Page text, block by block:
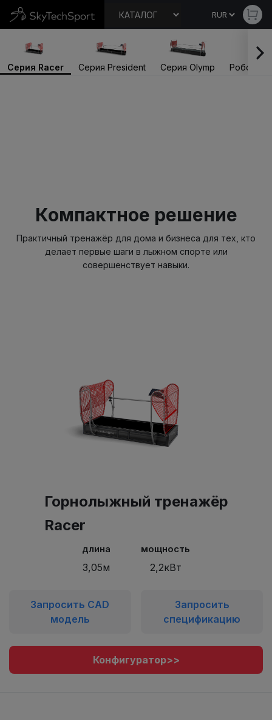
Серия Racer Серия President Серия Olymp Робот
Компактное решение
Практичный тренажёр для дома и бизнеса для тех, кто
делает первые шаги в лыжном спорте или
совершенствует навыки.
Горнолыжный тренажёр
Racer
длина
3,05м
мощность
2,2кВт
Запросить CAD
модель
Запросить
спецификацию
Конфигуратор>>